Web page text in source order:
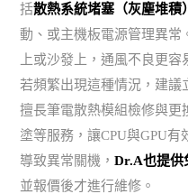
括散熱系統堵塞（灰塵堆積
動、或主機板電源管理異常
上或沙發上，通風不良更容
若頻繁出現這種情況，建議
擅長筆電散熱模組檢修與更
塗等服務，讓CPU與GPU
導致異常關機，Dr.A也提供
並報價後才進行維修。